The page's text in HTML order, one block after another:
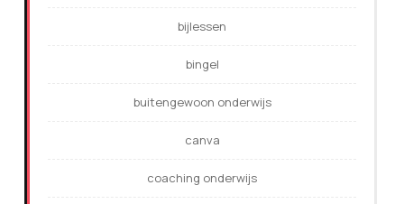
bijlessen
bingel
buitengewoon onderwijs
canva
coaching onderwijs